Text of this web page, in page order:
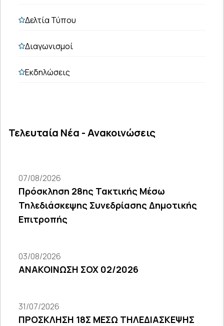
Δελτία Τύπου
Διαγωνισμοί
Εκδηλώσεις
Τελευταία Νέα - Ανακοινώσεις
07/08/2026
Πρόσκληση 28ης Τακτικής Μέσω
Τηλεδιάσκεψης Συνεδρίασης Δημοτικής
Επιτροπής
03/08/2026
ΑΝΑΚΟΙΝΩΣΗ ΣΟΧ 02/2026
31/07/2026
ΠΡΟΣΚΛΗΣΗ 18Σ ΜΕΣΩ ΤΗΛΕΔΙΑΣΚΕΨΗΣ